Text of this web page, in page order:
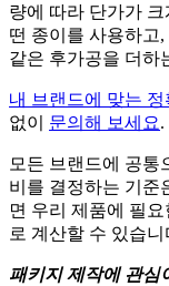
량에 따라 단가가
떤 종이를 사용하고
같은 후가공을 더하
내 브랜드에 맞는
없이 문의해 보세요.
모든 브랜드에 공통
비를 결정하는 기준
면 우리 제품에 필
로 계산할 수 있습니
패키지 제작에 관심